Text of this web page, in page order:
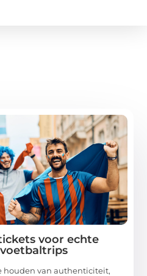
voor echte
houden van authenticiteit,